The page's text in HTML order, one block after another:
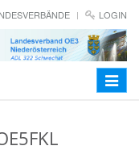
LOGIN
Toggle